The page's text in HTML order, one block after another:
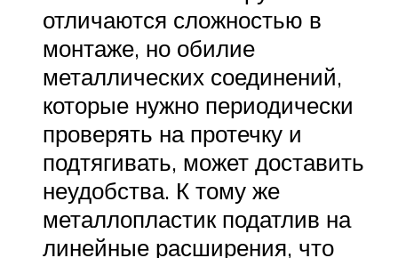
отличаются сложностью в
монтаже, но обилие
металлических соединений,
которые нужно периодически
проверять на протечку и
подтягивать, может доставить
неудобства. К тому же
металлопластик податлив на
линейные расширения, что